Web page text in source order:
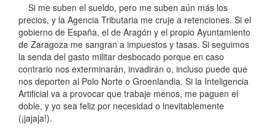
Si me suben el sueldo, pero me suben aún más los
precios, y la Agencia Tributaria me cruje a retenciones. Si el
gobierno de España, el de Aragón y el propio Ayuntamiento
de Zaragoza me sangran a impuestos y tasas. Si seguimos
la senda del gasto militar desbocado porque en caso
contrario nos exterminarán, invadirán o, incluso puede que
nos deporten al Polo Norte o Groenlandia. Si la Inteligencia
Artificial va a provocar que trabaje menos, me paguen el
doble, y yo sea feliz por necesidad o inevitablemente
(¡jajaja!).